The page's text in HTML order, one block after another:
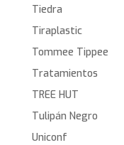
Tiedra
Tiraplastic
Tommee Tippee
Tratamientos
TREE HUT
Tulipán Negro
Uniconf